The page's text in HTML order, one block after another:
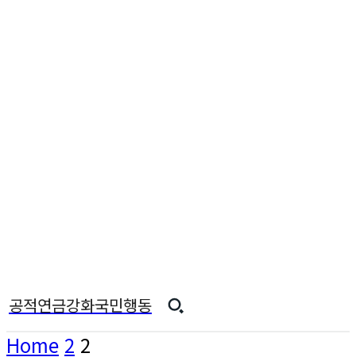
공적연금강화국민행동
Home 2 2